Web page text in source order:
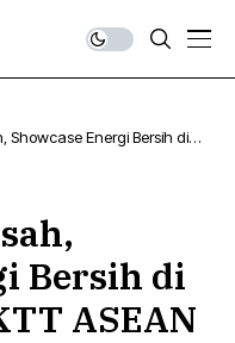
Showcase Energi Bersih di
Bersih di
ASEAN